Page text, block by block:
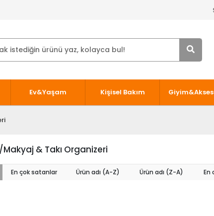
Ev&Yaşam Kişisel Bakım
& Takı Organizeri
En çok satanlar Ürün adı (A-Z) Ürün adı (Z-A) En